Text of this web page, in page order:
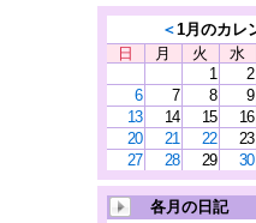
＜1月のカレ
日
月 火 水
1
2
6
7 8 9
13
14 15 16
20
21 22 23
27
28 29 30
各月の日記